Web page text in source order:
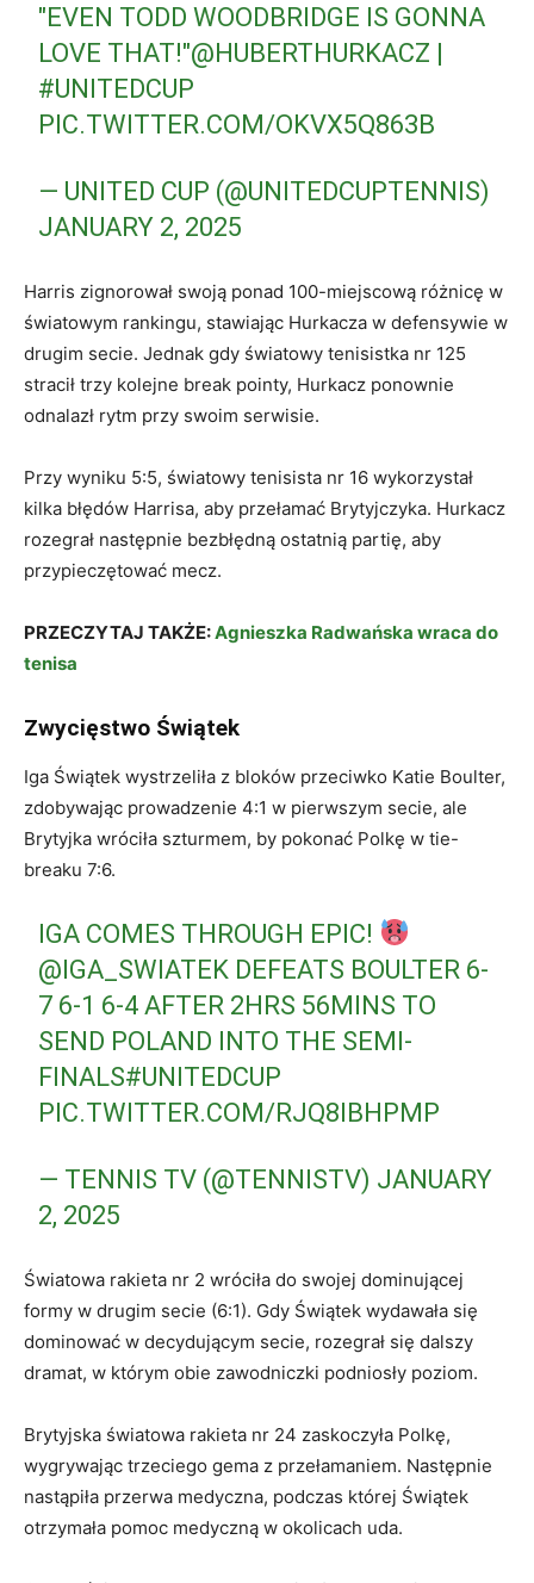
"EVEN TODD WOODBRIDGE IS GONNA
LOVE THAT!"@HUBERTHURKACZ |
#UNITEDCUP
PIC.TWITTER.COM/OKVX5Q863B
— UNITED CUP (@UNITEDCUPTENNIS)
JANUARY 2, 2025
Harris zignorował swoją ponad 100-miejscową różnicę w
światowym rankingu, stawiając Hurkacza w defensywie w
drugim secie. Jednak gdy światowy tenisistka nr 125
stracił trzy kolejne break pointy, Hurkacz ponownie
odnalazł rytm przy swoim serwisie.
Przy wyniku 5:5, światowy tenisista nr 16 wykorzystał
kilka błędów Harrisa, aby przełamać Brytyjczyka. Hurkacz
rozegrał następnie bezbłędną ostatnią partię, aby
przypieczętować mecz.
PRZECZYTAJ TAKŻE:Agnieszka Radwańska wraca do
tenisa
Zwycięstwo Świątek
Iga Świątek wystrzeliła z bloków przeciwko Katie Boulter,
zdobywając prowadzenie 4:1 w pierwszym secie, ale
Brytyjka wróciła szturmem, by pokonać Polkę w tie-
breaku 7:6.
IGA COMES THROUGH EPIC!
@IGA_SWIATEK DEFEATS BOULTER 6-
7 6-1 6-4 AFTER 2HRS 56MINS TO
SEND POLAND INTO THE SEMI-
FINALS#UNITEDCUP
PIC.TWITTER.COM/RJQ8IBHPMP
— TENNIS TV (@TENNISTV) JANUARY
2, 2025
Światowa rakieta nr 2 wróciła do swojej dominującej
formy w drugim secie (6:1). Gdy Świątek wydawała się
dominować w decydującym secie, rozegrał się dalszy
dramat, w którym obie zawodniczki podniosły poziom.
Brytyjska światowa rakieta nr 24 zaskoczyła Polkę,
wygrywając trzeciego gema z przełamaniem. Następnie
nastąpiła przerwa medyczna, podczas której Świątek
otrzymała pomoc medyczną w okolicach uda.